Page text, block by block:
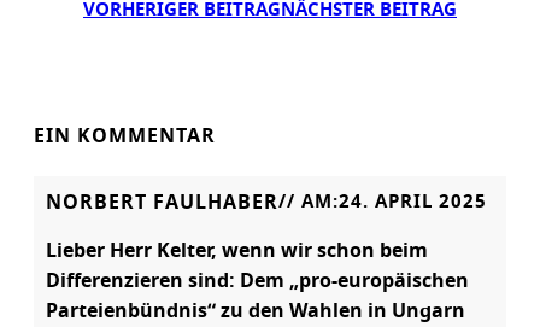
VORHERIGER BEITRAG NÄCHSTER BEITRAG
EIN KOMMENTAR
NORBERT FAULHABER// AM:24. APRIL 2025
Lieber Herr Kelter, wenn wir schon beim
Differenzieren sind: Dem „pro-europäischen
Parteienbündnis“ zu den Wahlen in Ungarn